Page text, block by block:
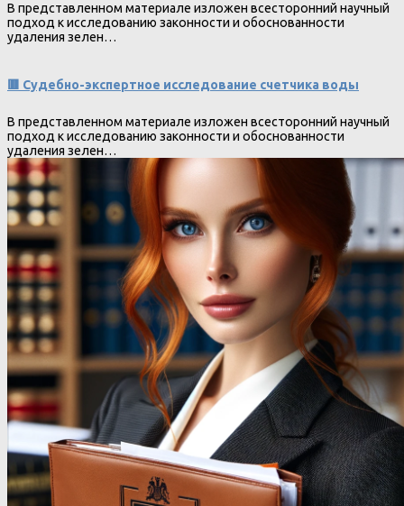
В представленном материале изложен всесторонний научный
подход к исследованию законности и обоснованности
удаления зелен…
🟥 Судебно-экспертное исследование счетчика воды
В представленном материале изложен всесторонний научный
подход к исследованию законности и обоснованности
удаления зелен…